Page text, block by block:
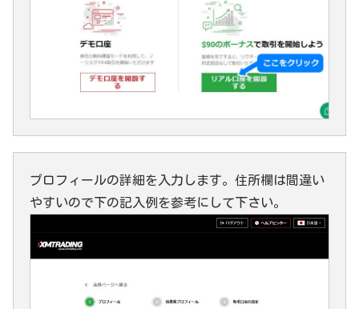
プロフィールの詳細を入力します。住所欄は間違い
やすいので下の記入例を参考にして下さい。